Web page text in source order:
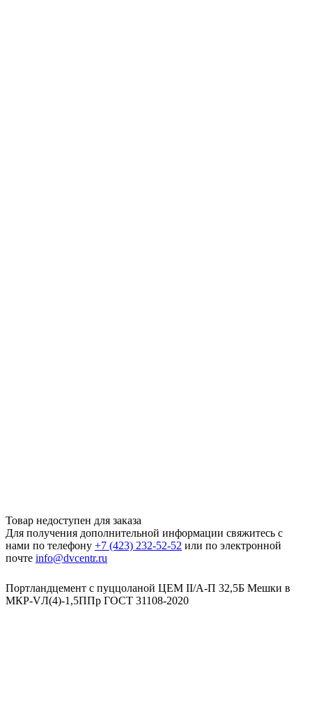
Товар недоступен для заказа
Для получения дополнительной информации свяжитесь с
нами по телефону +7 (423) 232-52-52 или по электронной
почте info@dvcentr.ru
Портландцемент с пуццоланой ЦЕМ II/A-П 32,5Б Мешки в
МКР-VЛ(4)-1,5ППр ГОСТ 31108-2020